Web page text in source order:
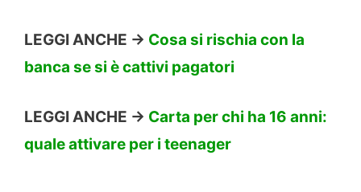
LEGGI ANCHE -> Cosa si rischia con la
banca se si è cattivi pagatori
LEGGI ANCHE -> Carta per chi ha 16 anni:
quale attivare per i teenager